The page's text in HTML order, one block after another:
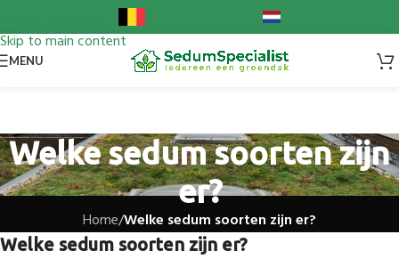
Skip to main content
MENU
Welke sedum soorten zijn
er?
Home/Welke sedum soorten zijn er?
Welke sedum soorten zijn er?